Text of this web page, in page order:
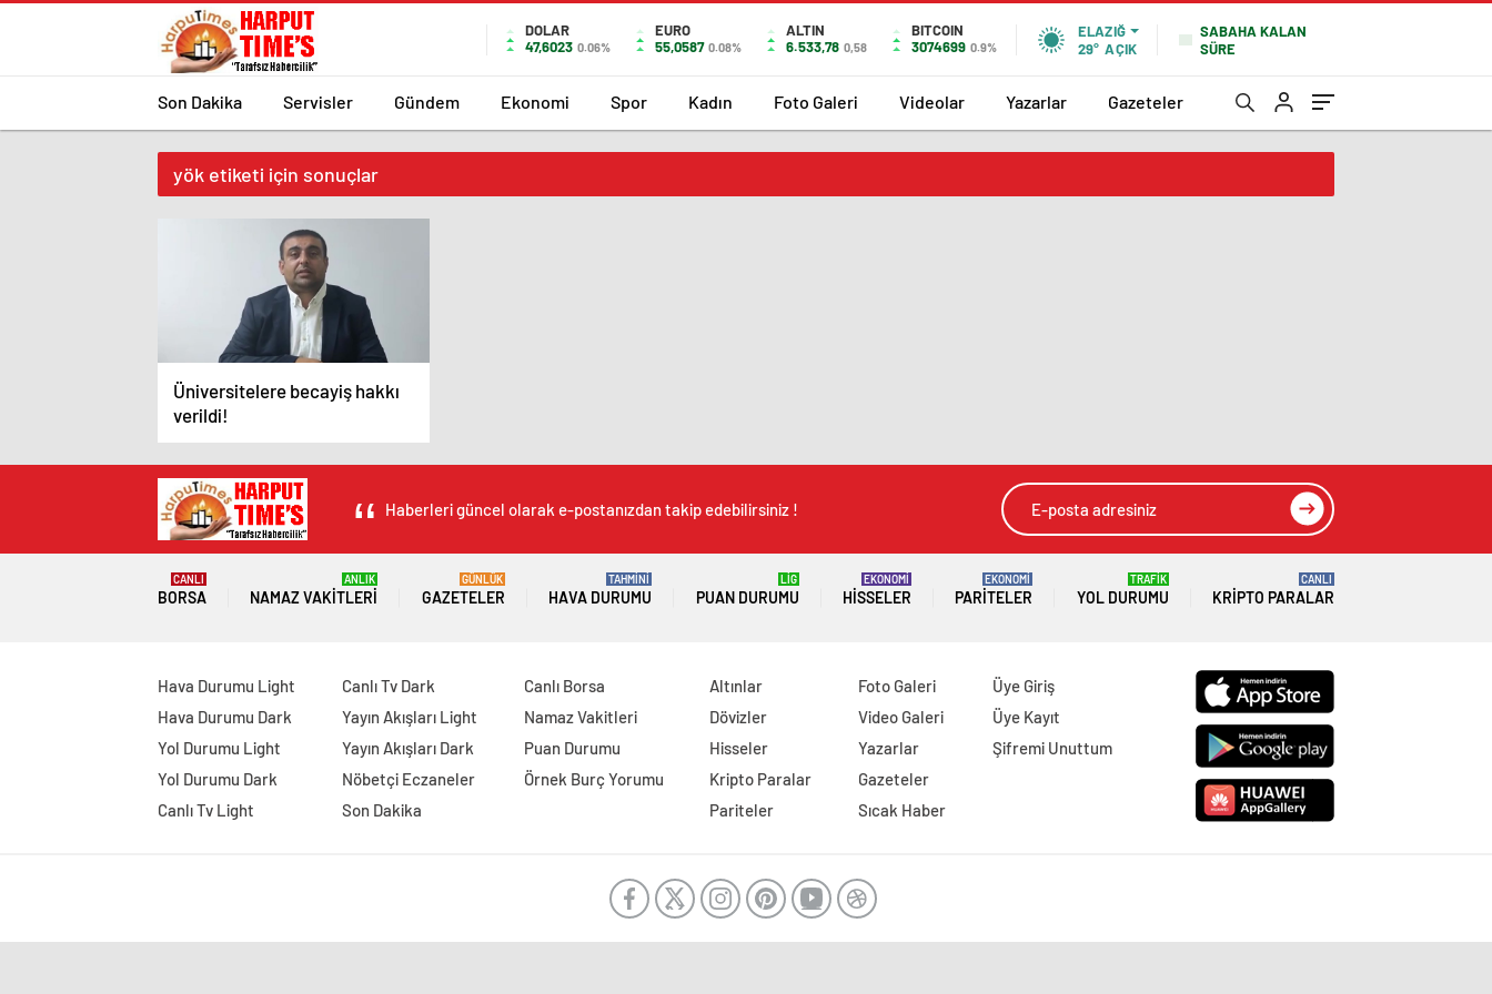
DOLAR
47,6023 0.06%
EURO
55,0587 0.08%
ALTIN
6.533,78 0,58
BITCOIN
3074699 0.9%
ELAZIĞ
29° AÇIK
SABAHA KALAN
SÜRE
Son Dakika Servisler Gündem Ekonomi Spor Kadın Foto Galeri Videolar Yazarlar Gazeteler
yök etiketi için sonuçlar
Üniversitelere becayiş hakkı
verildi!
Haberleri güncel olarak e-postanızdan takip edebilirsiniz !
BORSA
CANLI
NAMAZ VAKITLERI
ANLIK
GAZETELER
GÜNLÜK
HAVA DURUMU
TAHMİNİ
PUAN DURUMU
LİG
HISSELER
EKONOMİ
PARITELER
EKONOMİ
YOL DURUMU
TRAFİK
KRIPTO PARALAR
CANLI
Hava Durumu Light
Hava Durumu Dark
Yol Durumu Light
Yol Durumu Dark
Canlı Tv Light
Canlı Tv Dark
Yayın Akışları Light
Yayın Akışları Dark
Nöbetçi Eczaneler
Son Dakika
Canlı Borsa
Namaz Vakitleri
Puan Durumu
Örnek Burç Yorumu
Altınlar
Dövizler
Hisseler
Kripto Paralar
Pariteler
Foto Galeri
Video Galeri
Yazarlar
Gazeteler
Sıcak Haber
Üye Giriş
Üye Kayıt
Şifremi Unuttum